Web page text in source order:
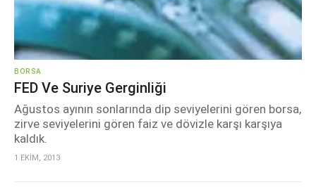
BORSA
FED Ve Suriye Gerginliği
Ağustos ayının sonlarında dip seviyelerini gören borsa,
zirve seviyelerini gören faiz ve dövizle karşı karşıya
kaldık.
1 EKİM, 2013